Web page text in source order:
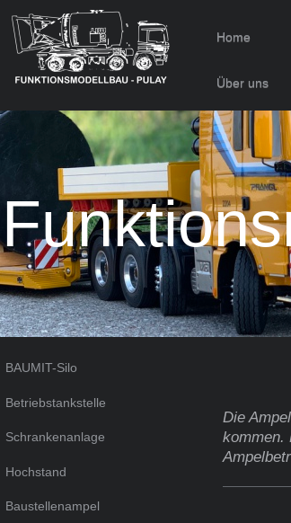
Home
Über uns
Die
kommen.
BAUMIT-Silo
Betriebstankstelle
Schrankenanlage
Hochstand
Baustellenampel